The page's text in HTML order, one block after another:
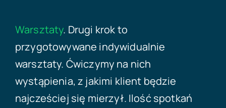
Warsztaty. Drugi krok to
przygotowywane indywidualnie
warsztaty. Ćwiczymy na nich
wystąpienia, z jakimi klient będzie
najcześciej się mierzył. Ilość spotkań